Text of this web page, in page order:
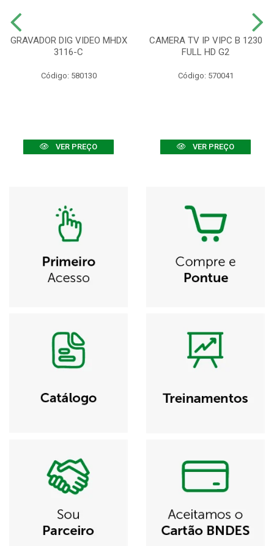
GRAVADOR DIG VIDEO MHDX
3116-C
Código: 580130
VER PREÇO
CAMERA TV IP VIPC B 1230
FULL HD G2
Código: 570041
VER PREÇO